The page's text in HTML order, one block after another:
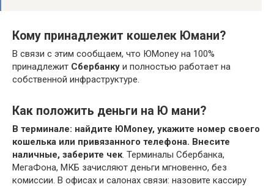
Кому принадлежит кошелек Юмани?
В связи с этим сообщаем, что ЮMoney на 100%
принадлежит Сбербанку и полностью работает на
собственной инфраструктуре.
Как положить деньги на Ю мани?
В терминале: найдите ЮMoney, укажите номер своего
кошелька или привязанного телефона. Внесите
наличные, заберите чек. Терминалы Сбербанка,
МегаФона, МКБ зачисляют деньги мгновенно, без
комиссии. В офисах и салонах связи: назовите кассиру